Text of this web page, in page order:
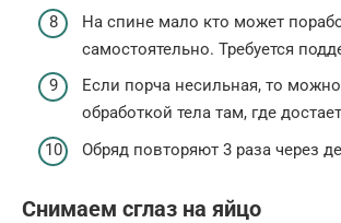
На спине мало кто может
самостоятельно. Требуется
Если порча несильная, то
обработкой тела там, где
Обряд повторяют 3 раза через
Снимаем сглаз на яйцо